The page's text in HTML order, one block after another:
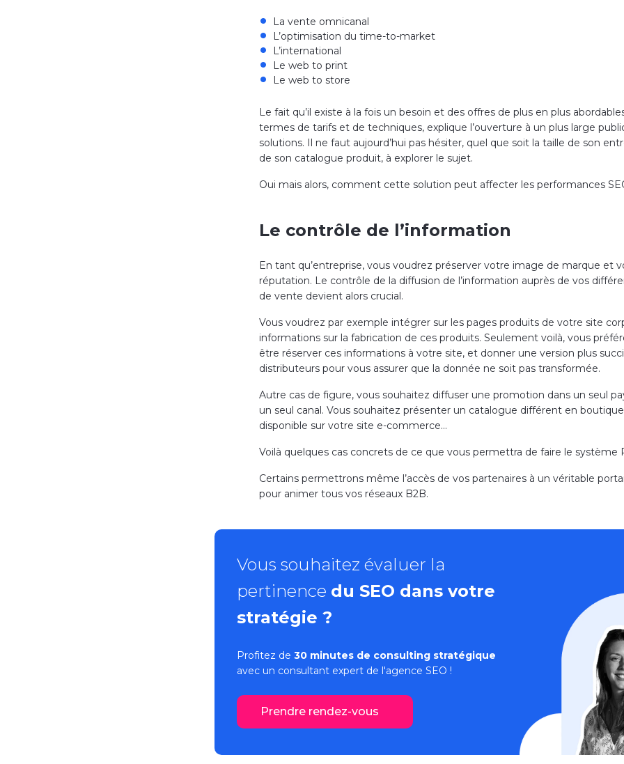
La vente omnicanal
L’optimisation du time-to-market
L’international
Le web to print
Le web to store
Le fait qu’il existe à la fois un besoin et des offres de plus en plus
termes de tarifs et de techniques, explique l’ouverture à un plus large
solutions. Il ne faut aujourd’hui pas hésiter, quel que soit la taille de son
de son catalogue produit, à explorer le sujet.
Oui mais alors, comment cette solution peut affecter les performances
Le contrôle de l’information
En tant qu’entreprise, vous voudrez préserver votre image de marque et
réputation. Le contrôle de la diffusion de l’information auprès de vos
de vente devient alors crucial.
Vous voudrez par exemple intégrer sur les pages produits de votre site
informations sur la fabrication de ces produits. Seulement voilà, vous
être réserver ces informations à votre site, et donner une version plus
distributeurs pour vous assurer que la donnée ne soit pas transformée.
Autre cas de figure, vous souhaitez diffuser une promotion dans un seul
un seul canal. Vous souhaitez présenter un catalogue différent en
disponible sur votre site e-commerce…
Voilà quelques cas concrets de ce que vous permettra de faire le système
Certains permettrons même l’accès de vos partenaires à un véritable
pour animer tous vos réseaux B2B.
Vous souhaitez évaluer la
pertinence du SEO dans votre
stratégie ?
Profitez de 30 minutes de consulting stratégique
avec un consultant expert de l'agence SEO !
Prendre rendez-vous